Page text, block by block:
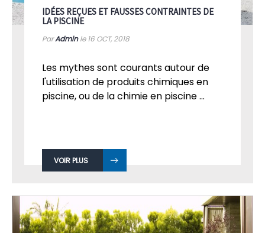
IDÉES REÇUES ET FAUSSES CONTRAINTES DE
LA PISCINE
ParAdminle 16 OCT, 2018
Les mythes sont courants autour de
l'utilisation de produits chimiques en
piscine, ou de la chimie en piscine ...
VOIR PLUS